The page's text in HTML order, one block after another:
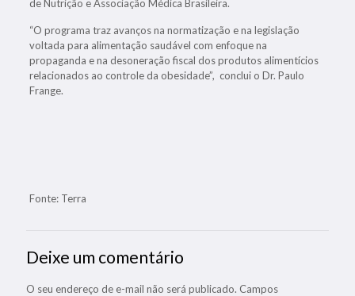
de Nutrição e Associação Médica Brasileira.
“O programa traz avanços na normatização e na legislação
voltada para alimentação saudável com enfoque na
propaganda e na desoneração fiscal dos produtos alimentícios
relacionados ao controle da obesidade”, conclui o Dr. Paulo
Frange.
Fonte: Terra
Deixe um comentário
O seu endereço de e-mail não será publicado. Campos